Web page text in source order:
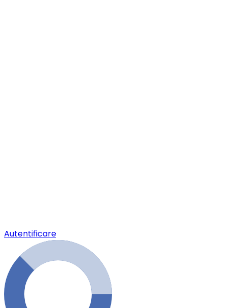
Autentificare